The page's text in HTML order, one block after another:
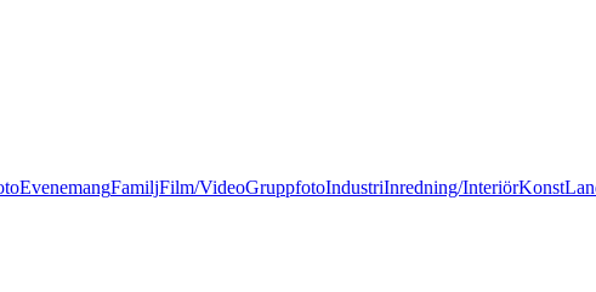
EvenemangFamiljFilm/VideoGruppfotoIndustriInredning/InteriörKonst